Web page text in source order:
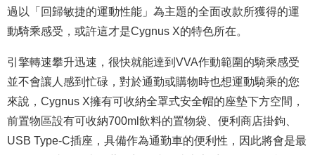
過以「回歸敏捷的運動性能」為主題的全面改款所獲得的運
動騎乘感受，或許這才是Cygnus X的特色所在。
引擎轉速攀升迅速，很快就能達到VVA作動範圍的騎乘感受
並不會讓人感到忙碌，對於通勤或購物時也想運動騎乘的您
來說，Cygnus X擁有可收納全罩式安全帽的座墊下方空間，
前置物區設有可收納700ml飲料的置物袋、便利商店掛鉤、
USB Type-C插座，具備作為通勤車的便利性，因此將會是最